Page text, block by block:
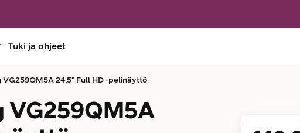
Tuki ja ohjeet
VG259QM5A 24,5" Full HD -pelinäyttö
VG259QM5A